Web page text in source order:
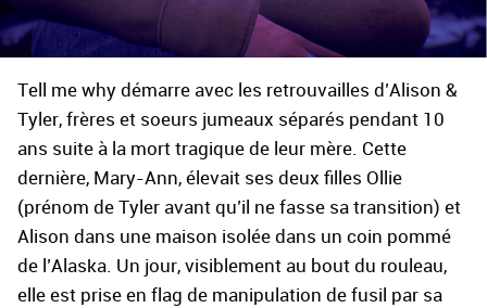
Tell me why démarre avec les retrouvailles d’Alison &
Tyler, frères et soeurs jumeaux séparés pendant 10
ans suite à la mort tragique de leur mère. Cette
dernière, Mary-Ann, élevait ses deux filles Ollie
(prénom de Tyler avant qu’il ne fasse sa transition) et
Alison dans une maison isolée dans un coin pommé
de l’Alaska. Un jour, visiblement au bout du rouleau,
elle est prise en flag de manipulation de fusil par sa